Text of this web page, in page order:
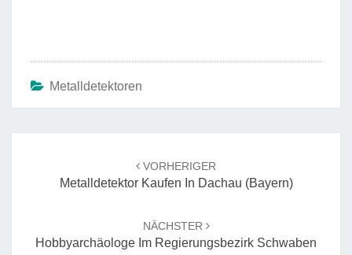
Metalldetektoren
VORHERIGER
Metalldetektor Kaufen In Dachau (Bayern)
NÄCHSTER
Hobbyarchäologe Im Regierungsbezirk Schwaben